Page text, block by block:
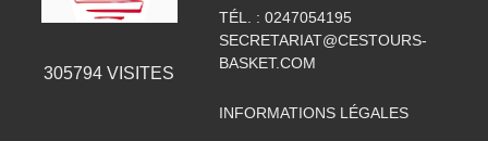
305794 VISITES
TÉL. : 0247054195
SECRETARIAT@CESTOURS-
BASKET.COM
INFORMATIONS LÉGALES